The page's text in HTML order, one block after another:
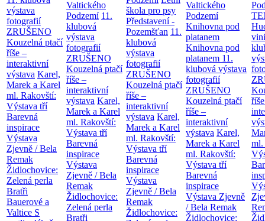
výstava
fotografií
ZRUŠENO
Kouzelná ptačí
říše –
interaktivní
výstava Karel,
Marek a Karel
ml. Rakovští:
Výstava tří
Barevná
inspirace
Výstava
Zjevně / Bela
Remak
Židlochovice:
Zelená perla
Bratři
Bauerové a
Valtice S
Valtického
Podzemí 11.
klubová
výstava
fotografií
ZRUŠENO
Kouzelná ptačí
říše –
interaktivní
výstava Karel,
Marek a Karel
ml. Rakovští:
Výstava tří
Barevná
inspirace
Výstava
Zjevně / Bela
Remak
Židlochovice:
Zelená perla
Bratři
škola pro psy
Představení -
Pozemšťan 11.
klubová
výstava
fotografií
ZRUŠENO
Kouzelná ptačí
říše –
interaktivní
výstava Karel,
Marek a Karel
ml. Rakovští:
Výstava tří
Barevná
inspirace
Výstava
Zjevně / Bela
Remak
Židlochovice:
Valtického
Podzemí
Knihovna pod
platanem
Knihovna pod
platanem 11.
klubová výstava
fotografií
ZRUŠENO
Kouzelná ptačí
říše –
interaktivní
výstava Karel,
Marek a Karel
ml. Rakovští:
Výstava tří
Barevná
inspirace
Výstava Zjevně
/ Bela Remak
Židlochovice:
ml.